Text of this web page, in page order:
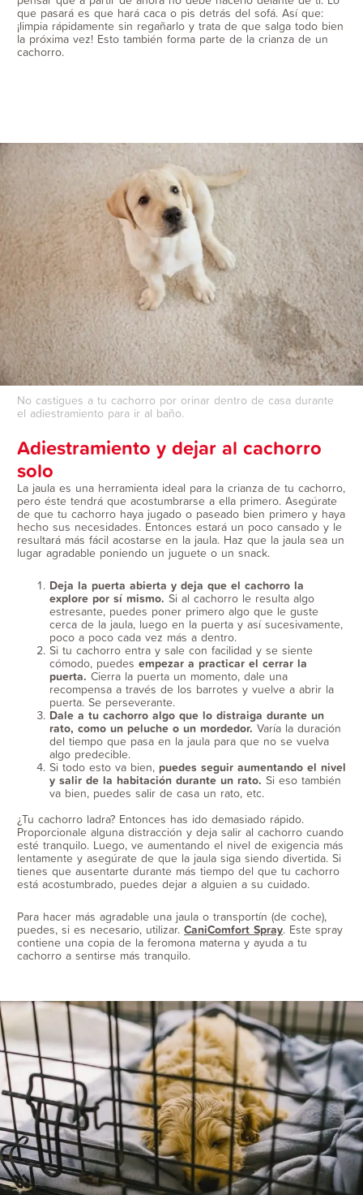
que pasará es que hará caca o pis detrás del sofá. Así que:
¡limpia rápidamente sin regañarlo y trata de que salga todo bien
la próxima vez! Esto también forma parte de la crianza de un
cachorro.
No castigues a tu cachorro por orinar dentro de casa durante
el adiestramiento para ir al baño.
Adiestramiento y dejar al cachorro
solo
La jaula es una herramienta ideal para la crianza de tu cachorro,
pero éste tendrá que acostumbrarse a ella primero. Asegúrate
de que tu cachorro haya jugado o paseado bien primero y haya
hecho sus necesidades. Entonces estará un poco cansado y le
resultará más fácil acostarse en la jaula. Haz que la jaula sea un
lugar agradable poniendo un juguete o un snack.
Deja la puerta abierta y deja que el cachorro la
explore por sí mismo. Si al cachorro le resulta algo
estresante, puedes poner primero algo que le guste
cerca de la jaula, luego en la puerta y así sucesivamente,
poco a poco cada vez más a dentro.
Si tu cachorro entra y sale con facilidad y se siente
cómodo, puedes empezar a practicar el cerrar la
puerta. Cierra la puerta un momento, dale una
recompensa a través de los barrotes y vuelve a abrir la
puerta. Se perseverante.
Dale a tu cachorro algo que lo distraiga durante un
rato, como un peluche o un mordedor. Varía la duración
del tiempo que pasa en la jaula para que no se vuelva
algo predecible.
Si todo esto va bien, puedes seguir aumentando el nivel
y salir de la habitación durante un rato. Si eso también
va bien, puedes salir de casa un rato, etc.
¿Tu cachorro ladra? Entonces has ido demasiado rápido.
Proporcionale alguna distracción y deja salir al cachorro cuando
esté tranquilo. Luego, ve aumentando el nivel de exigencia más
lentamente y asegúrate de que la jaula siga siendo divertida. Si
tienes que ausentarte durante más tiempo del que tu cachorro
está acostumbrado, puedes dejar a alguien a su cuidado.
Para hacer más agradable una jaula o transportín (de coche),
puedes, si es necesario, utilizar. CaniComfort Spray. Este spray
contiene una copia de la feromona materna y ayuda a tu
cachorro a sentirse más tranquilo.